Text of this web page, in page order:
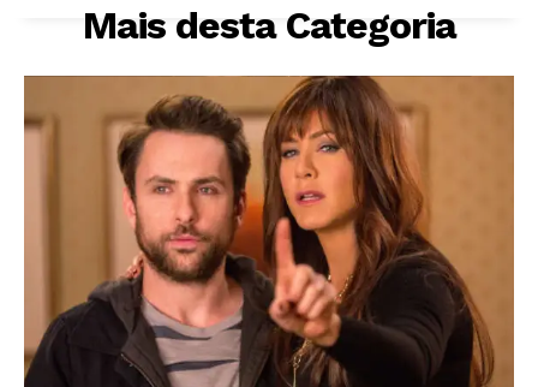
Mais desta Categoria